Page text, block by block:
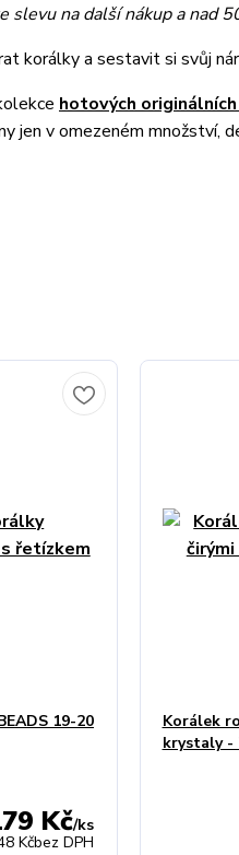
slevu na další nákup a nad
korálky a sestavit si svůj
hotových
jen v omezeném množství,
19-20
Kč/ks
Kčbez DPH
Korálek
krystaly -